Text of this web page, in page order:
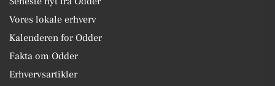
Vores lokale erhverv
Kalenderen for Odder
Fakta om Odder
Erhvervsartikler